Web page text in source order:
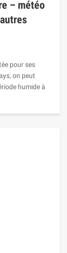
– météo
pour ses
on peut
humide à